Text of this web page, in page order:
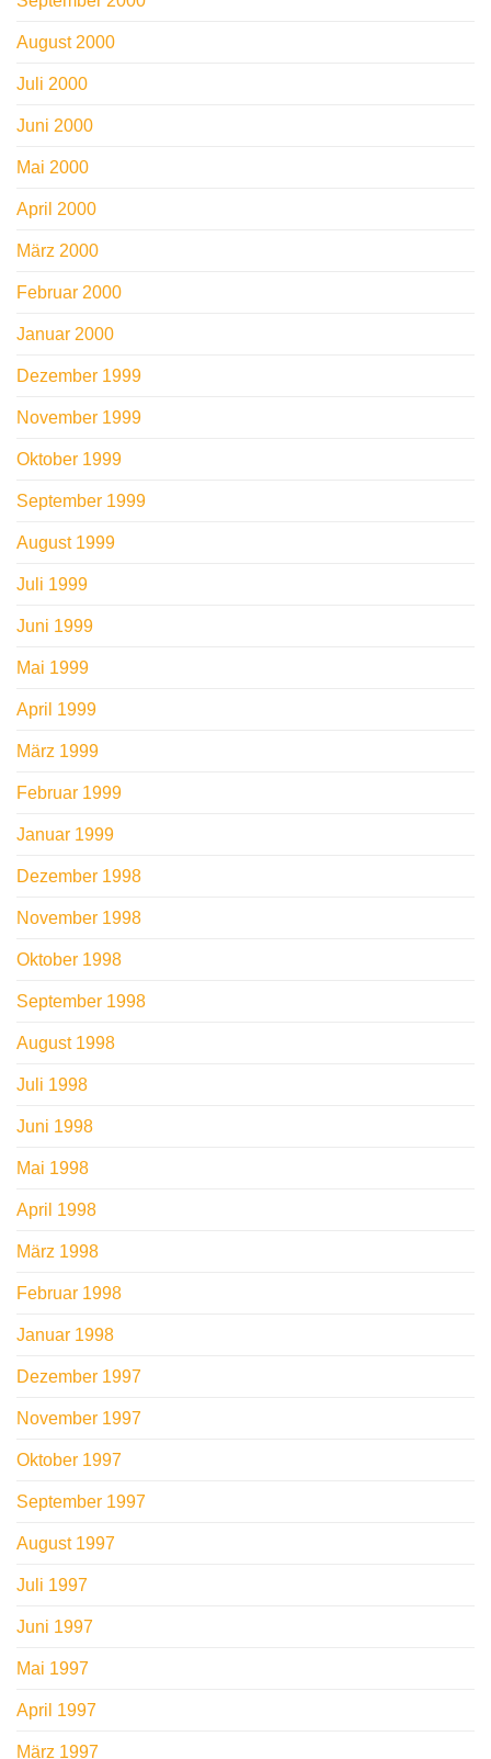
August 2000
Juli 2000
Juni 2000
Mai 2000
April 2000
März 2000
Februar 2000
Januar 2000
Dezember 1999
November 1999
Oktober 1999
September 1999
August 1999
Juli 1999
Juni 1999
Mai 1999
April 1999
März 1999
Februar 1999
Januar 1999
Dezember 1998
November 1998
Oktober 1998
September 1998
August 1998
Juli 1998
Juni 1998
Mai 1998
April 1998
März 1998
Februar 1998
Januar 1998
Dezember 1997
November 1997
Oktober 1997
September 1997
August 1997
Juli 1997
Juni 1997
Mai 1997
April 1997
März 1997